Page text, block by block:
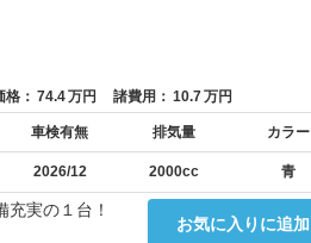
： 74.4万円 諸費用： 10.7万円
車検有無 排気量 カラー
2026/12 2000cc 青
お気に入りに追加
充実の１台！